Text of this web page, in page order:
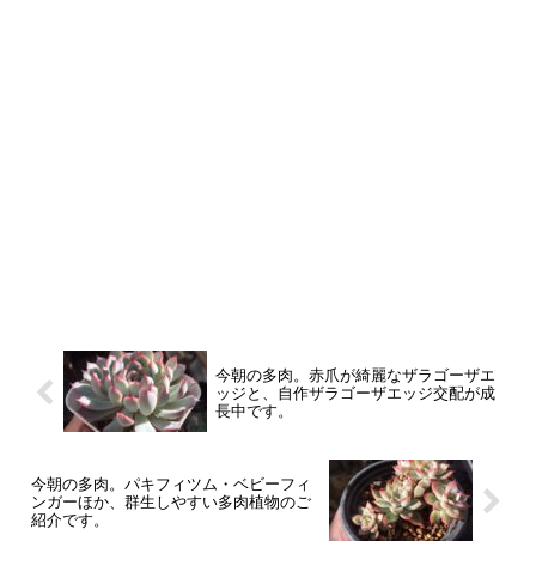
今朝の多肉。赤爪が綺麗なザラゴーザエ
ッジと、自作ザラゴーザエッジ交配が成
長中です。
今朝の多肉。パキフィツム・ベビーフィ
ンガーほか、群生しやすい多肉植物のご
紹介です。